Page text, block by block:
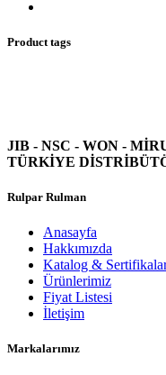
Product tags
JIB - NSC - WON -
TÜRKİYE
Rulpar Rulman
Anasayfa
Hakkımızda
Katalog &
Ürünlerimiz
Fiyat Listesi
İletişim
Markalarımız